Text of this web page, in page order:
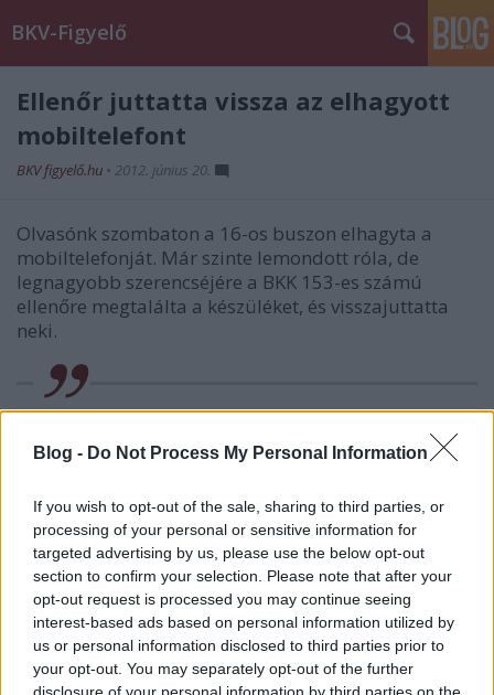
Blog - Do Not Process My Personal Information
If you wish to opt-out of the sale, sharing to third parties, or
processing of your personal or sensitive information for
targeted advertising by us, please use the below opt-out
section to confirm your selection. Please note that after your
opt-out request is processed you may continue seeing
interest-based ads based on personal information utilized by
us or personal information disclosed to third parties prior to
your opt-out. You may separately opt-out of the further
BKV-Figyelő
Ellenőr juttatta vissza az elhagyott
mobiltelefont
BKV figyelő.hu • 2012. június 20.
Olvasónk szombaton a 16-os buszon elhagyta a
mobiltelefonját. Már szinte lemondott róla, de
legnagyobb szerencséjére a BKK 153-es számú
ellenőre megtalálta a készüléket, és visszajuttatta
neki.
mobilomat a 16-os buszon, és szinte már
lemondtam róla. Szerencsére a 153-as
ellenőr megtalálta, és visszajuttatta nekem.
Szeretném megköszönni a 153-as ellenőr
munkáját. Nem gondoltam volna hogy
visszakapom a telefonomat!